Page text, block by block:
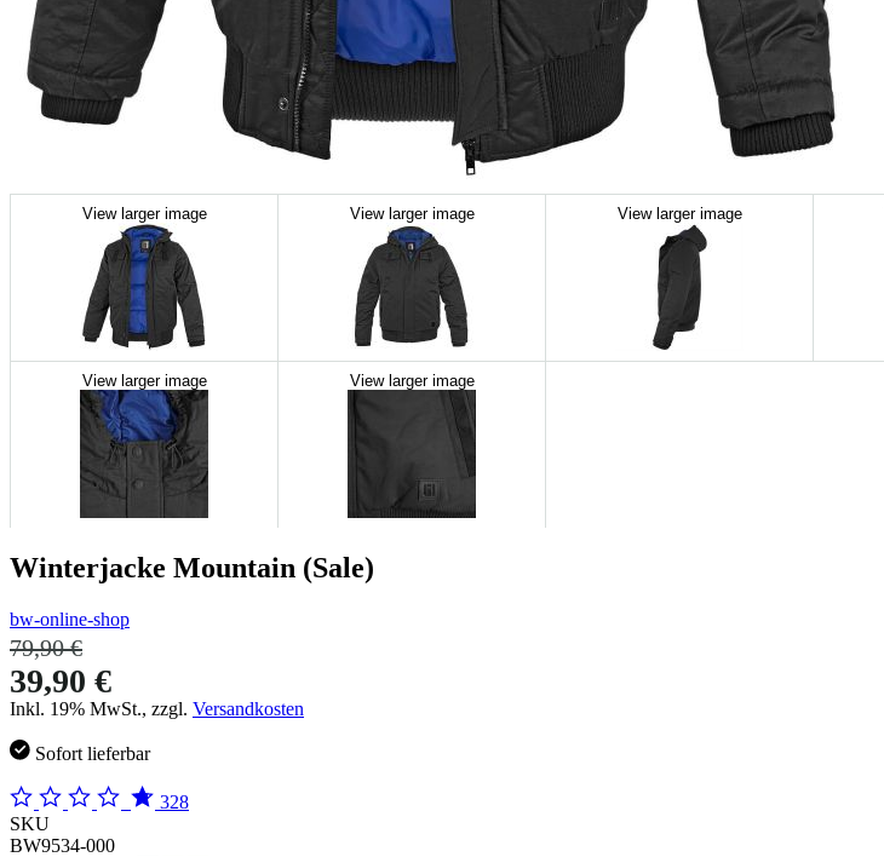
View larger image View larger image View larger image
View larger image View larger image
Winterjacke Mountain (Sale)
bw-online-shop
79,90 €
39,90 €
Inkl. 19% MwSt., zzgl. Versandkosten
Sofort lieferbar
328
SKU
BW9534-000